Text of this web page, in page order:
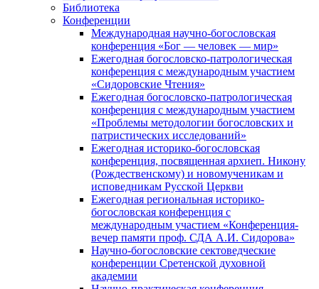
Библиотека
Конференции
Международная научно-богословская
конференция «Бог — человек — мир»
Ежегодная богословско-патрологическая
конференция с международным участием
«Сидоровские Чтения»
Ежегодная богословско-патрологическая
конференция с международным участием
«Проблемы методологии богословских и
патристических исследований»
Ежегодная историко-богословская
конференция, посвященная архиеп. Никону
(Рождественскому) и новомученикам и
исповедникам Русской Церкви
Ежегодная региональная историко-
богословская конференция с
международным участием «Конференция-
вечер памяти проф. СДА А.И. Сидорова»
Научно-богословские сектоведческие
конференции Сретенской духовной
академии